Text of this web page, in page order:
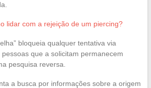
lidar com a rejeição de um piercing?
bloqueia qualquer tentativa via
que a solicitam permanecem
pesquisa reversa.
a busca por informações sobre a origem